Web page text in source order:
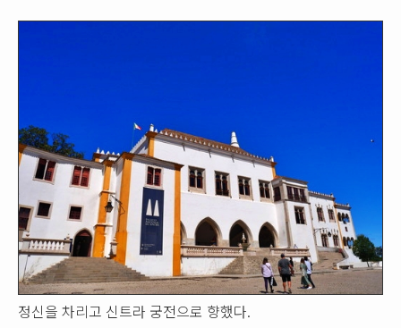
정신을 차리고 신트라 궁전으로 향했다.